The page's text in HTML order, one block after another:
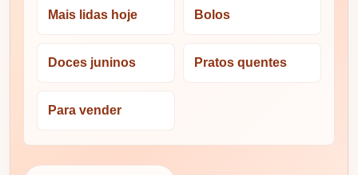
Mais lidas hoje Bolos
Doces juninos Pratos quentes
Para vender